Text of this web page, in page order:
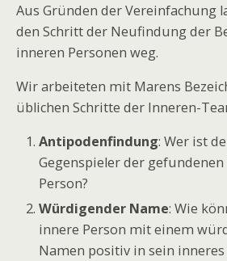
Aus Gründen der Vereinfachung
den Schritt der Neufindung der
inneren Personen weg.
Wir arbeiteten mit Marens
üblichen Schritte der Inneren-
Antipodenfindung: Wer ist
Gegenspieler der
Person?
Würdigender Name: Wie
innere Person mit einem
Namen positiv in sein inneres